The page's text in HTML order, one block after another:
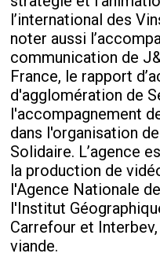
l’international des
noter aussi
communication de
France, le rapport
d'agglomération de
l'accompagnement
dans l'organisation
Solidaire. L’agence
la production de
l'Agence Nationale
l'Institut
Carrefour et
viande.